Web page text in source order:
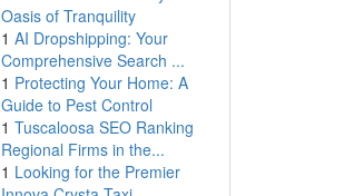
Oasis of Tranquility
1 AI Dropshipping: Your
Comprehensive Search ...
1 Protecting Your Home: A
Guide to Pest Control
1 Tuscaloosa SEO Ranking
Regional Firms in the...
1 Looking for the Premier